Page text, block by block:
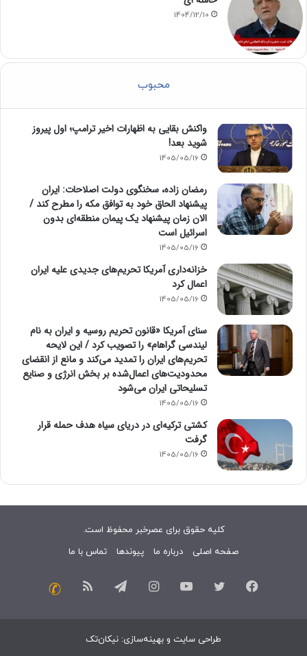
1404/12/10
محبوب
واکنش بقایی به اظهارات اخیر ترامپ؛ اول پیروز
شوید بعد!
1405/05/16
رمضان زاده، سخنگوی دولت اصلاحات: ایران
پیشنهاد الحاق خود به توافق مکه را مطرح کند /
الان زمان پیشنهاد یک پیمان منطقه‌ای بدون
اسرائیل است
1405/05/16
خزانه‌داری آمریکا تحریم‌های جدیدی علیه ایران
اعمال کرد
1405/05/16
سنای آمریکا «قانون تحریم روسیه و ایران به نام
لیندسی گراهام» را تصویب کرد / این لایحه
تحریم‌های ایران را تمدید می‌کند و مانع از انقضای
محدودیت‌های اعمال‌شده بر بخش انرژی و صنایع
تسلیحاتی ایران می‌شود
1405/05/16
کشتی ترکیه‌ای در دریای سیاه هدف حمله قرار
گرفت
1405/05/16
کلیه حقوق برای عصرخبر محفوظ است.
صفحه اصلی
درباره ما پیوندها تماس با ما
فیسبوک توییتر یوتیوب اینستاگرامتلگرام خوراک
طراحی سایت و بهینه‌سازی: نیکان‌تک